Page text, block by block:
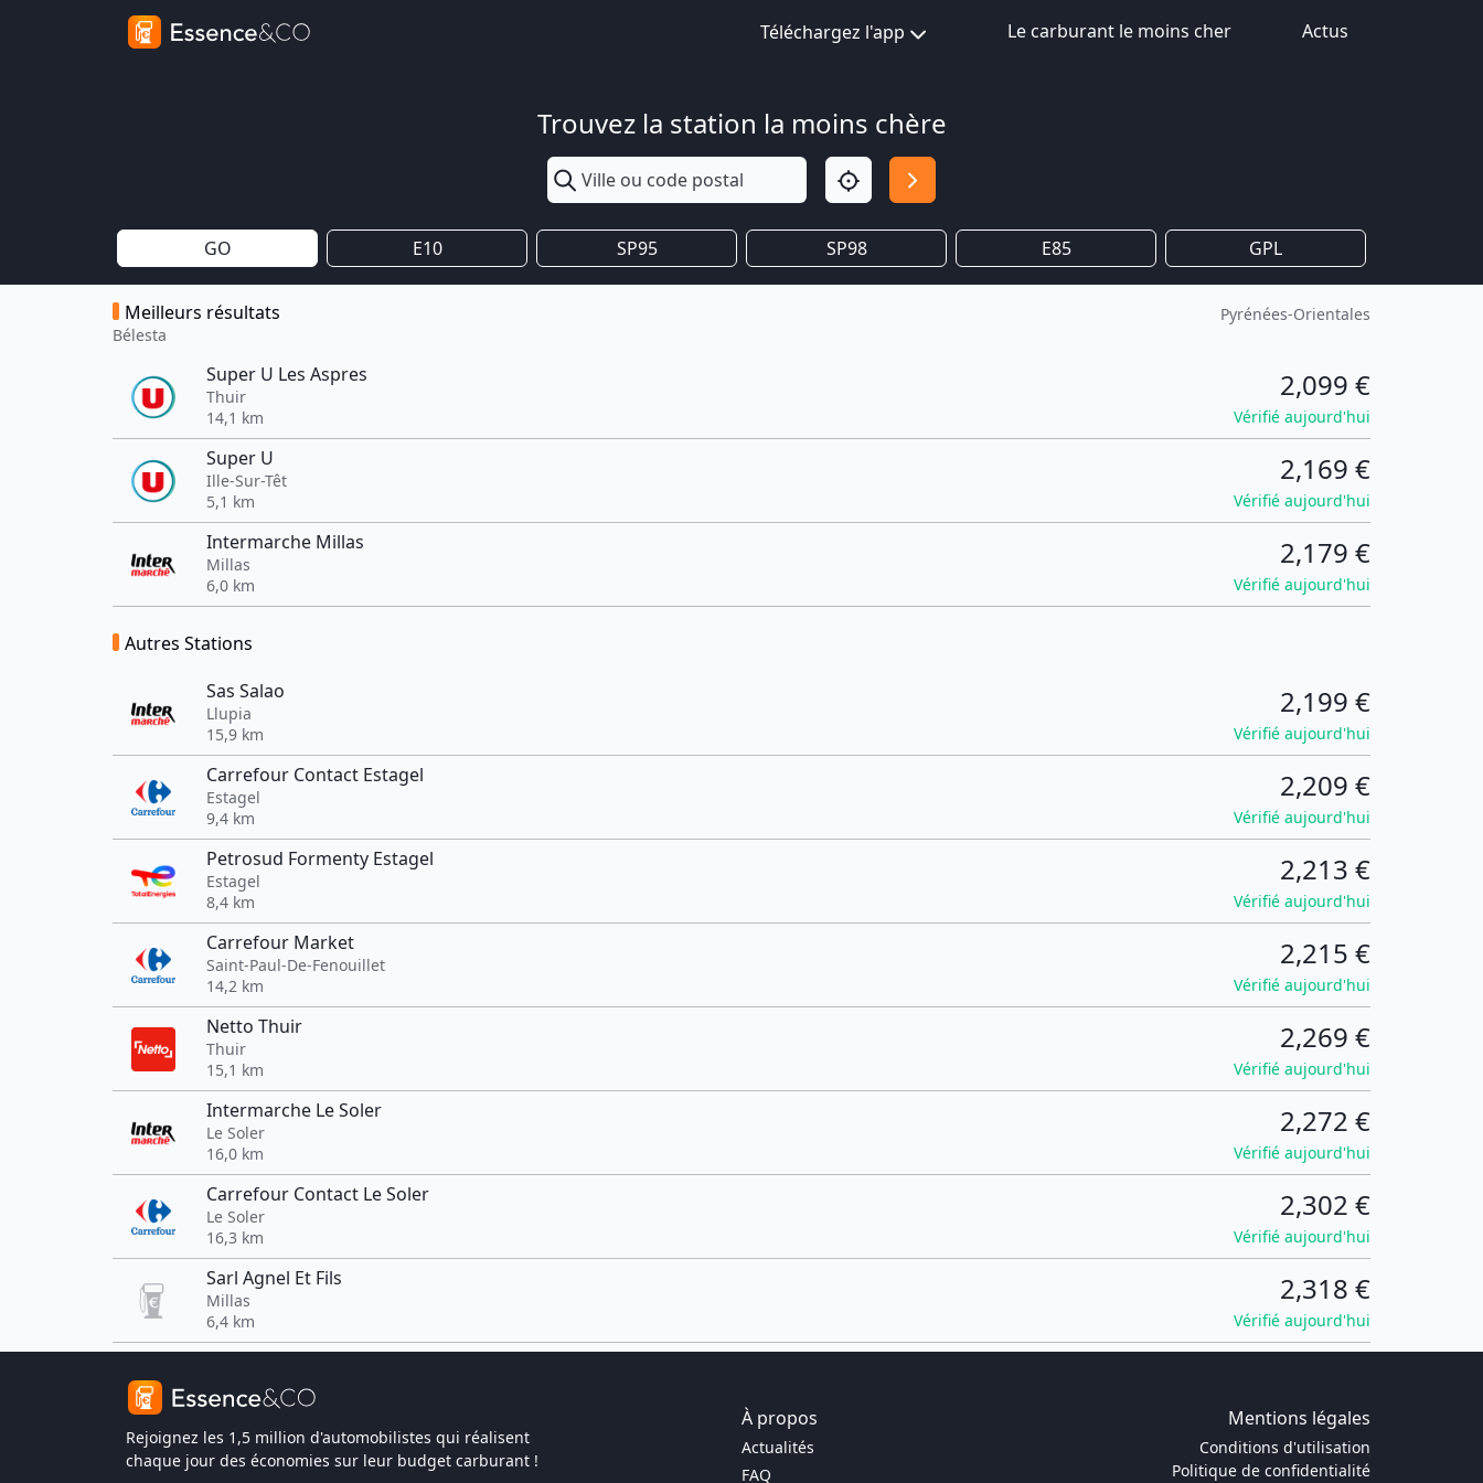
Téléchargez l'app Le carburant le moins cher Actus
Trouvez la station la moins chère
GO E10 SP95 SP98 E85 GPL
Meilleurs résultats
Bélesta
Pyrénées-Orientales
Super U Les Aspres
Thuir
14,1 km
2,099 €
Vérifié aujourd'hui
Super U
Ille-Sur-Têt
5,1 km
2,169 €
Vérifié aujourd'hui
Intermarche Millas
Millas
6,0 km
2,179 €
Vérifié aujourd'hui
Autres Stations
Sas Salao
Llupia
15,9 km
2,199 €
Vérifié aujourd'hui
Carrefour Contact Estagel
Estagel
9,4 km
2,209 €
Vérifié aujourd'hui
Petrosud Formenty Estagel
Estagel
8,4 km
2,213 €
Vérifié aujourd'hui
Carrefour Market
Saint-Paul-De-Fenouillet
14,2 km
2,215 €
Vérifié aujourd'hui
Netto Thuir
Thuir
15,1 km
2,269 €
Vérifié aujourd'hui
Intermarche Le Soler
Le Soler
16,0 km
2,272 €
Vérifié aujourd'hui
Carrefour Contact Le Soler
Le Soler
16,3 km
2,302 €
Vérifié aujourd'hui
Sarl Agnel Et Fils
Millas
6,4 km
2,318 €
Vérifié aujourd'hui
Rejoignez les 1,5 million d'automobilistes qui réalisent
chaque jour des économies sur leur budget carburant !
À propos Mentions légales
Actualités
FAQ
Conditions d'utilisation
Politique de confidentialité